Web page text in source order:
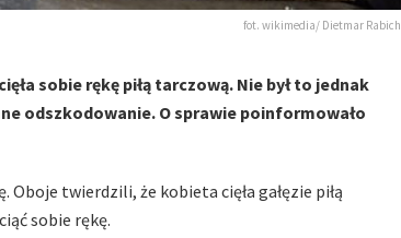
fot. wikimedia/ Dietmar Rabich
sobie rękę piłą tarczową. Nie był to jednak
odszkodowanie. O sprawie poinformowało
twierdzili, że kobieta cięła gałęzie piłą
sobie rękę.